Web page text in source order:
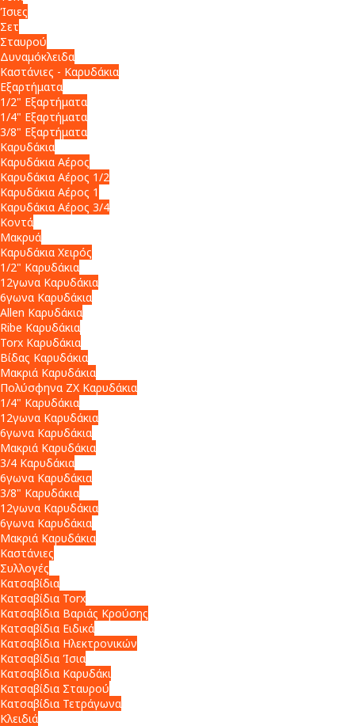
Ίσιες
Σετ
Σταυρού
Δυναμόκλειδα
Καστάνιες - Καρυδάκια
Εξαρτήματα
1/2" Εξαρτήματα
1/4" Εξαρτήματα
3/8" Εξαρτήματα
Καρυδάκια
Καρυδάκια Αέρος
Καρυδάκια Αέρος 1/2
Καρυδάκια Αέρος 1
Καρυδάκια Αέρος 3/4
Κοντά
Μακρυά
Καρυδάκια Χειρός
1/2" Καρυδάκια
12γωνα Καρυδάκια
6γωνα Καρυδάκια
Allen Καρυδάκια
Ribe Καρυδάκια
Torx Καρυδάκια
Βίδας Καρυδάκια
Μακριά Καρυδάκια
Πολύσφηνα ZX Καρυδάκια
1/4" Καρυδάκια
12γωνα Καρυδάκια
6γωνα Καρυδάκια
Μακριά Καρυδάκια
3/4 Καρυδάκια
6γωνα Καρυδάκια
3/8" Καρυδάκια
12γωνα Καρυδάκια
6γωνα Καρυδάκια
Μακριά Καρυδάκια
Καστάνιες
Συλλογές
Κατσαβίδια
Κατσαβίδια Torx
Κατσαβίδια Βαριάς Κρούσης
Κατσαβίδια Ειδικά
Κατσαβίδια Ηλεκτρονικών
Κατσαβίδια Ίσια
Κατσαβίδια Καρυδάκι
Κατσαβίδια Σταυρού
Κατσαβίδια Τετράγωνα
Κλειδιά